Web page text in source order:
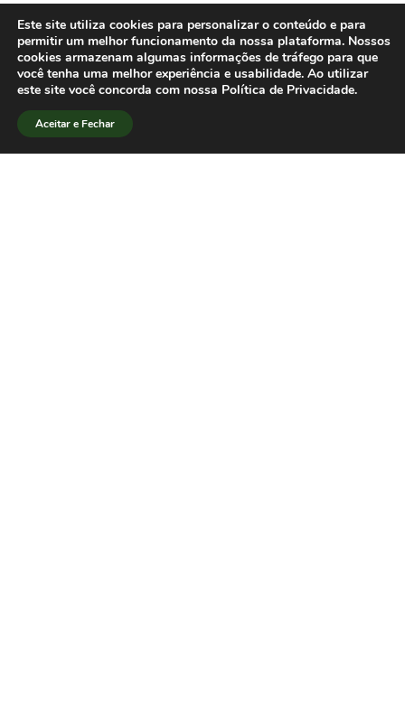
interessados em participar do evento
poderão se inscrever até o dia 15 de
novembro, mas perderão por completo
o direito aos descontos concedidos às
inscrições antecipadas.[/lang_pt]
Este site utiliza cookies para personalizar o conteúdo e para
permitir um melhor funcionamento da nossa plataforma. Nossos
cookies armazenam algumas informações de tráfego para que
você tenha uma melhor experiência e usabilidade. Ao utilizar
este site você concorda com nossa Política de Privacidade.
Aceitar e Fechar